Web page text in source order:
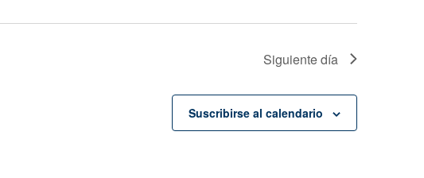
Siguiente día
Suscribirse al calendario